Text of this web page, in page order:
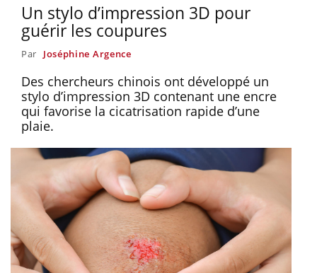
Un stylo d’impression 3D pour
guérir les coupures
Par Joséphine Argence
Des chercheurs chinois ont développé un
stylo d’impression 3D contenant une encre
qui favorise la cicatrisation rapide d’une
plaie.